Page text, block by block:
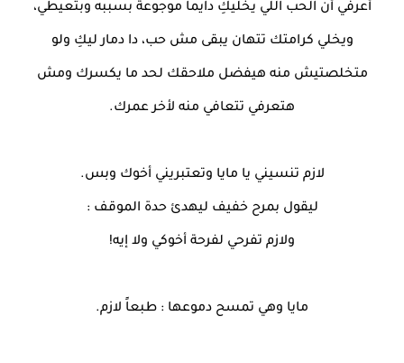
أعرفي أن الحب اللي يخليكِ دايماً موجوعة بسببه وبتعيطي،
ويخلي كرامتك تتهان يبقى مش حب، دا دمار ليكِ ولو
متخلصتيش منه هيفضل ملاحقك لحد ما يكسرك ومش
هتعرفي تتعافي منه لأخر عمرك.
لازم تنسيني يا مايا وتعتبريني أخوك وبس.
ليقول بمرح خفيف ليهدئ حدة الموقف :
ولازم تفرحي لفرحة أخوكي ولا إيه!
مايا وهي تمسح دموعها : طبعاً لازم.